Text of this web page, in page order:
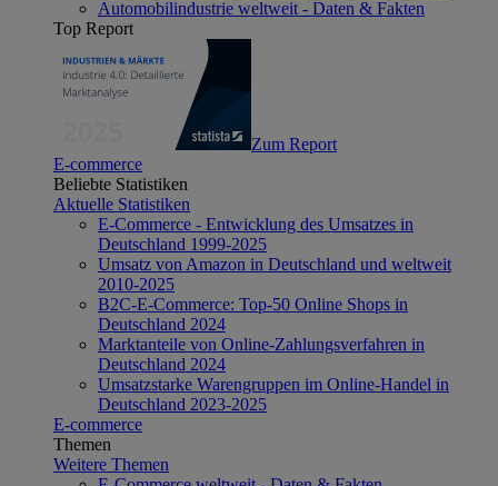
Automobilindustrie weltweit - Daten & Fakten
Top Report
Zum Report
E-commerce
Beliebte Statistiken
Aktuelle Statistiken
E-Commerce - Entwicklung des Umsatzes in
Deutschland 1999-2025
Umsatz von Amazon in Deutschland und weltweit
2010-2025
B2C-E-Commerce: Top-50 Online Shops in
Deutschland 2024
Marktanteile von Online-Zahlungsverfahren in
Deutschland 2024
Umsatzstarke Warengruppen im Online-Handel in
Deutschland 2023-2025
E-commerce
Themen
Weitere Themen